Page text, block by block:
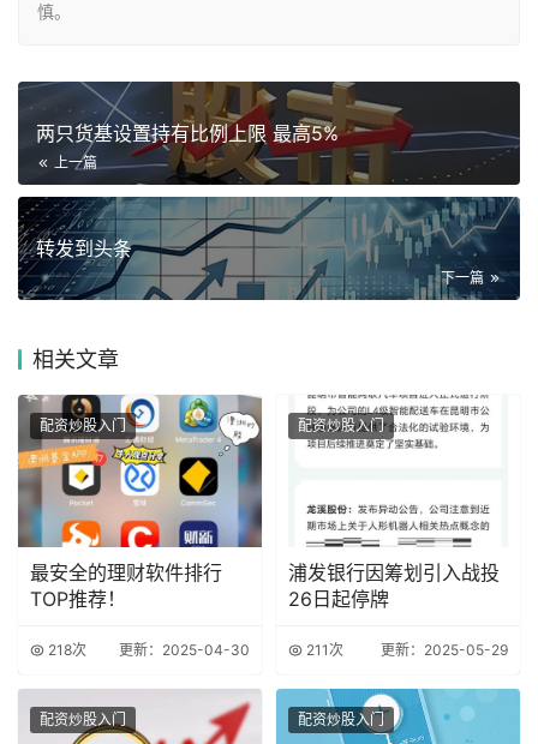
慎。
两只货基设置持有比例上限 最高5%
上一篇
转发到头条
下一篇
相关文章
配资炒股入门
最安全的理财软件排行
TOP推荐！
218次 更新：2025-04-30
配资炒股入门
浦发银行因筹划引入战投
26日起停牌
211次 更新：2025-05-29
配资炒股入门 配资炒股入门